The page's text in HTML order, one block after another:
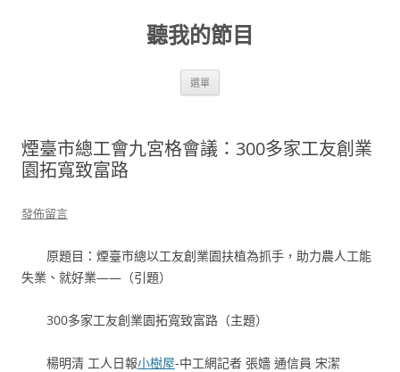
聽我的節目
選單
煙臺市總工會九宮格會議：300多家工友創業
園拓寬致富路
發佈留言
原題目：煙臺市總以工友創業園扶植為抓手，助力農人工能
失業、就好業——（引題）
300多家工友創業園拓寬致富路（主題）
楊明清 工人日報小樹屋-中工網記者 張嬙 通信員 宋潔